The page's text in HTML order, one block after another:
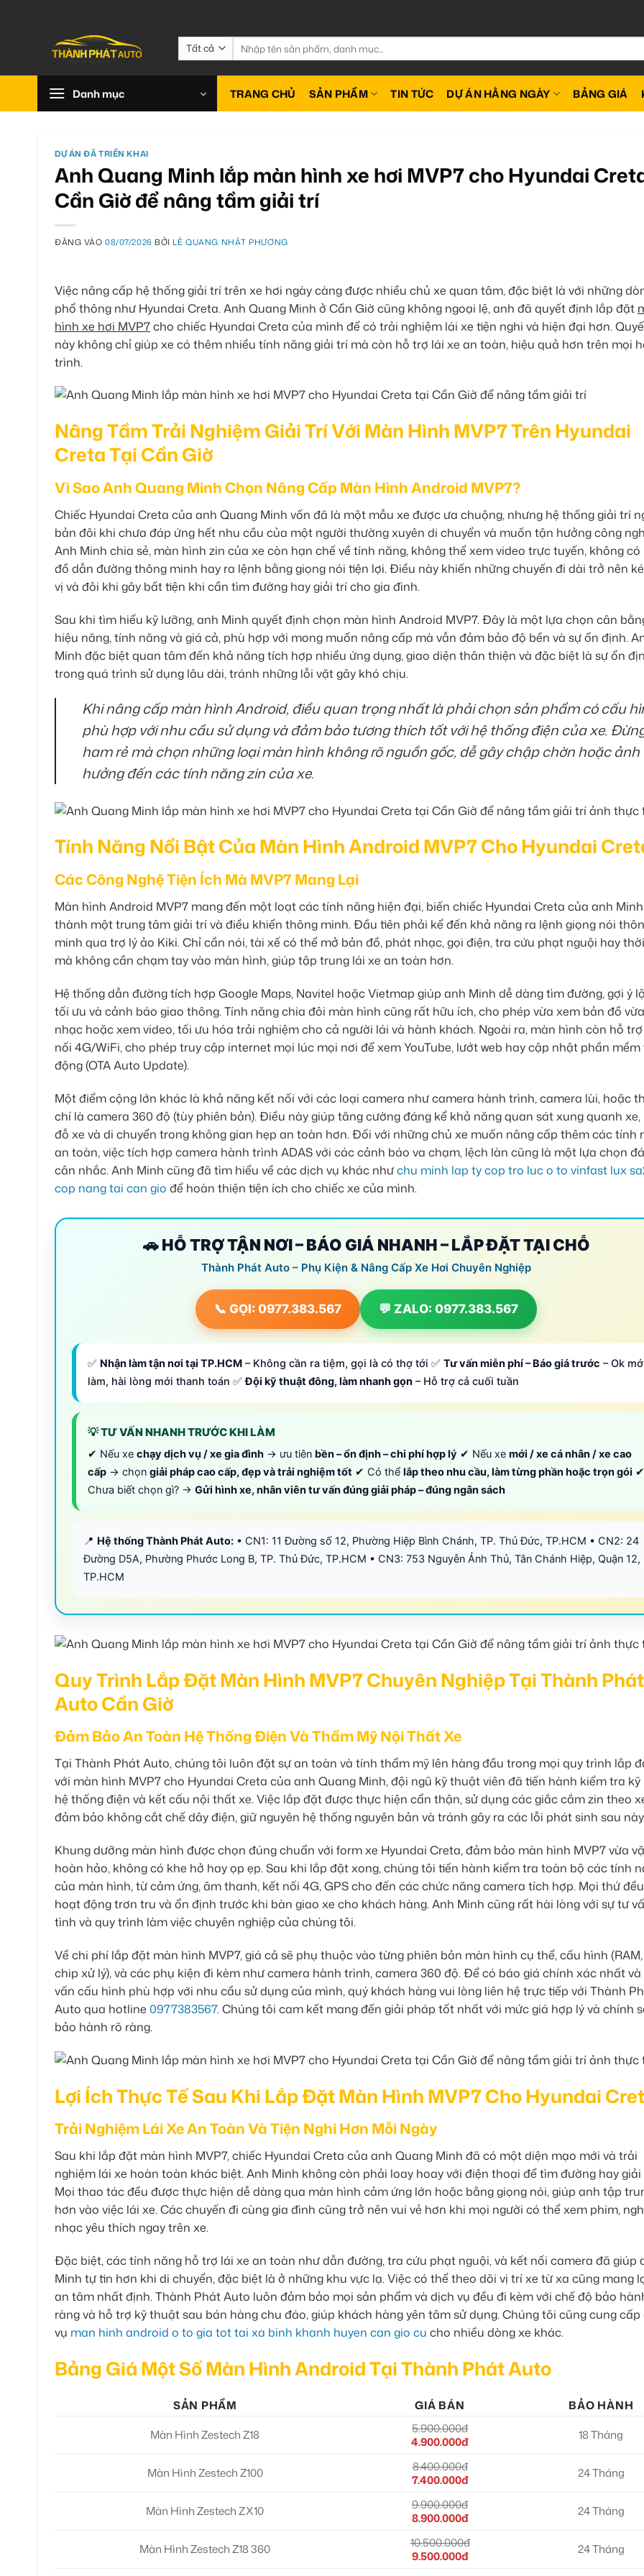
Tìm
kiếm:
Danh mục TRANG CHỦ SẢN PHẨM TIN TỨC DỰ ÁN HẰNG NGÀY BẢNG GIÁ
DỰ ÁN ĐÃ TRIỂN KHAI
Anh Quang Minh lắp màn hình xe hơi MVP7 cho Hyundai
Cần Giờ để nâng tầm giải trí
ĐĂNG VÀO08/07/2026 BỞI LÊ QUANG NHẬT PHƯƠNG
Việc nâng cấp hệ thống giải trí trên xe hơi ngày càng được nhiều chủ xe quan tâm, đặc biệt là với những
phổ thông như Hyundai Creta. Anh Quang Minh ở Cần Giờ cũng không ngoại lệ, anh đã quyết định lắp đặt
hình xe hơi MVP7cho chiếc Hyundai Creta của mình để có trải nghiệm lái xe tiện nghi và hiện đại hơn.
này không chỉ giúp xe có thêm nhiều tính năng giải trí mà còn hỗ trợ lái xe an toàn, hiệu quả hơn trên mọi
trình.
Nâng Tầm Trải Nghiệm Giải Trí Với Màn Hình MVP7 Trên Hyundai
Creta Tại Cần Giờ
Vì Sao Anh Quang Minh Chọn Nâng Cấp Màn Hình Android MVP7?
Chiếc Hyundai Creta của anh Quang Minh vốn đã là một mẫu xe được ưa chuộng, nhưng hệ thống giải trí
bản đôi khi chưa đáp ứng hết nhu cầu của một người thường xuyên di chuyển và muốn tận hưởng công
Anh Minh chia sẻ, màn hình zin của xe còn hạn chế về tính năng, không thể xem video trực tuyến, không có
đồ dẫn đường thông minh hay ra lệnh bằng giọng nói tiện lợi. Điều này khiến những chuyến đi dài trở nên
vị và đôi khi gây bất tiện khi cần tìm đường hay giải trí cho gia đình.
Sau khi tìm hiểu kỹ lưỡng, anh Minh quyết định chọn màn hình Android MVP7. Đây là một lựa chọn cân
hiệu năng, tính năng và giá cả, phù hợp với mong muốn nâng cấp mà vẫn đảm bảo độ bền và sự ổn định.
Minh đặc biệt quan tâm đến khả năng tích hợp nhiều ứng dụng, giao diện thân thiện và đặc biệt là sự ổn
trong quá trình sử dụng lâu dài, tránh những lỗi vặt gây khó chịu.
Khi nâng cấp màn hình Android, điều quan trọng nhất là phải chọn sản phẩm có cấu
phù hợp với nhu cầu sử dụng và đảm bảo tương thích tốt với hệ thống điện của xe.
ham rẻ mà chọn những loại màn hình không rõ nguồn gốc, dễ gây chập chờn hoặc ảnh
hưởng đến các tính năng zin của xe.
Tính Năng Nổi Bật Của Màn Hình Android MVP7 Cho Hyundai
Các Công Nghệ Tiện Ích Mà MVP7 Mang Lại
Màn hình Android MVP7 mang đến một loạt các tính năng hiện đại, biến chiếc Hyundai Creta của anh Minh
thành một trung tâm giải trí và điều khiển thông minh. Đầu tiên phải kể đến khả năng ra lệnh giọng nói
minh qua trợ lý ảo Kiki. Chỉ cần nói, tài xế có thể mở bản đồ, phát nhạc, gọi điện, tra cứu phạt nguội hay
mà không cần chạm tay vào màn hình, giúp tập trung lái xe an toàn hơn.
Hệ thống dẫn đường tích hợp Google Maps, Navitel hoặc Vietmap giúp anh Minh dễ dàng tìm đường, gợi ý
tối ưu và cảnh báo giao thông. Tính năng chia đôi màn hình cũng rất hữu ích, cho phép vừa xem bản đồ
nhạc hoặc xem video, tối ưu hóa trải nghiệm cho cả người lái và hành khách. Ngoài ra, màn hình còn hỗ
nối 4G/WiFi, cho phép truy cập internet mọi lúc mọi nơi để xem YouTube, lướt web hay cập nhật phần mềm
động (OTA Auto Update).
Một điểm cộng lớn khác là khả năng kết nối với các loại camera như camera hành trình, camera lùi, hoặc
chí là camera 360 độ (tùy phiên bản). Điều này giúp tăng cường đáng kể khả năng quan sát xung quanh
đỗ xe và di chuyển trong không gian hẹp an toàn hơn. Đối với những chủ xe muốn nâng cấp thêm các tính
an toàn, việc tích hợp camera hành trình ADAS với các cảnh báo va chạm, lệch làn cũng là một lựa chọn
cân nhắc. Anh Minh cũng đã tìm hiểu về các dịch vụ khác nhưchu minh lap ty cop tro luc o to vinfast lux
cop nang tai can gio để hoàn thiện tiện ích cho chiếc xe của mình.
🚗 HỖ TRỢ TẬN NƠI – BÁO GIÁ NHANH – LẮP ĐẶT TẠI CHỖ
Thành Phát Auto – Phụ Kiện & Nâng Cấp Xe Hơi Chuyên Nghiệp
📞 GỌI: 0977.383.567 💬 ZALO: 0977.383.567
✅ Nhận làm tận nơi tại TP.HCM – Không cần ra tiệm, gọi là có thợ tới ✅ Tư vấn miễn phí – Báo giá trước – Ok
làm, hài lòng mới thanh toán ✅Đội kỹ thuật đông, làm nhanh gọn – Hỗ trợ cả cuối tuần
💡 TƯ VẤN NHANH TRƯỚC KHI LÀM
✔ Nếu xe chạy dịch vụ / xe gia đình → ưu tiên bền – ổn định – chi phí hợp lý ✔ Nếu xe mới / xe cá nhân / xe cao
cấp → chọn giải pháp cao cấp, đẹp và trải nghiệm tốt ✔ Có thể lắp theo nhu cầu, làm từng phần hoặc trọn gói ✔
Chưa biết chọn gì? → Gửi hình xe, nhân viên tư vấn đúng giải pháp – đúng ngân sách
📍 Hệ thống Thành Phát Auto: • CN1: 11 Đường số 12, Phường Hiệp Bình Chánh, TP. Thủ Đức, TP.HCM • CN2: 24
Đường D5A, Phường Phước Long B, TP. Thủ Đức, TP.HCM • CN3: 753 Nguyễn Ảnh Thủ, Tân Chánh Hiệp, Quận 12,
TP.HCM
Quy Trình Lắp Đặt Màn Hình MVP7 Chuyên Nghiệp Tại Thành Phát
Auto Cần Giờ
Đảm Bảo An Toàn Hệ Thống Điện Và Thẩm Mỹ Nội Thất Xe
Tại Thành Phát Auto, chúng tôi luôn đặt sự an toàn và tính thẩm mỹ lên hàng đầu trong mọi quy trình lắp
với màn hình MVP7 cho Hyundai Creta của anh Quang Minh, đội ngũ kỹ thuật viên đã tiến hành kiểm tra kỹ
hệ thống điện và kết cấu nội thất xe. Việc lắp đặt được thực hiện cẩn thận, sử dụng các giắc cắm zin theo
đảm bảo không cắt chế dây điện, giữ nguyên hệ thống nguyên bản và tránh gây ra các lỗi phát sinh sau
Khung dưỡng màn hình được chọn đúng chuẩn với form xe Hyundai Creta, đảm bảo màn hình MVP7 vừa
hoàn hảo, không có khe hở hay ọp ẹp. Sau khi lắp đặt xong, chúng tôi tiến hành kiểm tra toàn bộ các tính
của màn hình, từ cảm ứng, âm thanh, kết nối 4G, GPS cho đến các chức năng camera tích hợp. Mọi thứ
hoạt động trơn tru và ổn định trước khi bàn giao xe cho khách hàng. Anh Minh cũng rất hài lòng với sự tư
tình và quy trình làm việc chuyên nghiệp của chúng tôi.
Về chi phí lắp đặt màn hình MVP7, giá cả sẽ phụ thuộc vào từng phiên bản màn hình cụ thể, cấu hình (RAM,
chip xử lý), và các phụ kiện đi kèm như camera hành trình, camera 360 độ. Để có báo giá chính xác nhất
vấn cấu hình phù hợp với nhu cầu sử dụng của mình, quý khách hàng vui lòng liên hệ trực tiếp với Thành
Auto qua hotline 0977383567. Chúng tôi cam kết mang đến giải pháp tốt nhất với mức giá hợp lý và chính
bảo hành rõ ràng.
Lợi Ích Thực Tế Sau Khi Lắp Đặt Màn Hình MVP7 Cho Hyundai
Trải Nghiệm Lái Xe An Toàn Và Tiện Nghi Hơn Mỗi Ngày
Sau khi lắp đặt màn hình MVP7, chiếc Hyundai Creta của anh Quang Minh đã có một diện mạo mới và trải
nghiệm lái xe hoàn toàn khác biệt. Anh Minh không còn phải loay hoay với điện thoại để tìm đường hay giải
Mọi thao tác đều được thực hiện dễ dàng qua màn hình cảm ứng lớn hoặc bằng giọng nói, giúp anh tập
hơn vào việc lái xe. Các chuyến đi cùng gia đình cũng trở nên vui vẻ hơn khi mọi người có thể xem phim,
nhạc yêu thích ngay trên xe.
Đặc biệt, các tính năng hỗ trợ lái xe an toàn như dẫn đường, tra cứu phạt nguội, và kết nối camera đã giúp
Minh tự tin hơn khi di chuyển, đặc biệt là ở những khu vực lạ. Việc có thể theo dõi vị trí xe từ xa cũng mang
an tâm nhất định. Thành Phát Auto luôn đảm bảo mọi sản phẩm và dịch vụ đều đi kèm với chế độ bảo
ràng và hỗ trợ kỹ thuật sau bán hàng chu đáo, giúp khách hàng yên tâm sử dụng. Chúng tôi cũng cung cấp
vụ man hinh android o to gia tot tai xa binh khanh huyen can gio cu cho nhiều dòng xe khác.
Bảng Giá Một Số Màn Hình Android Tại Thành Phát Auto
SẢN PHẨM GIÁ BÁN
BẢO HÀNH
Màn Hình Zestech Z18
5.900.000đ
4.900.000đ
18 Tháng
Màn Hình Zestech Z100
8.400.000đ
7.400.000đ
24 Tháng
Màn Hình Zestech ZX10
9.900.000đ
8.900.000đ
24 Tháng
Màn Hình Zestech Z18 360
10.500.000đ
9.500.000đ
24 Tháng